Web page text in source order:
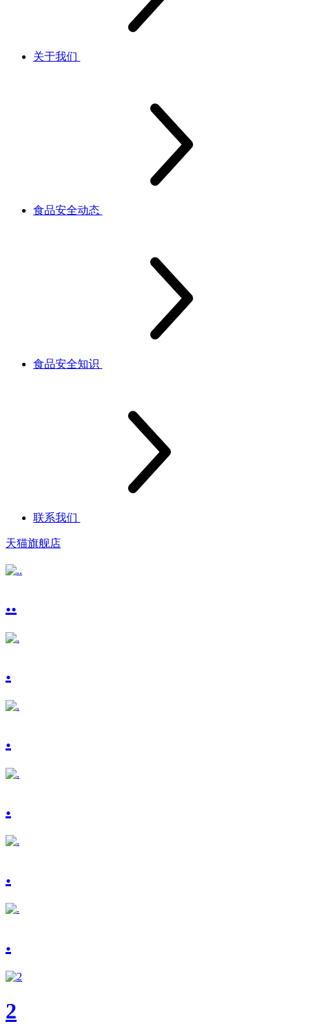
关于我们
食品安全动态
食品安全知识
联系我们
天猫旗舰店
..
.
.
.
.
.
2